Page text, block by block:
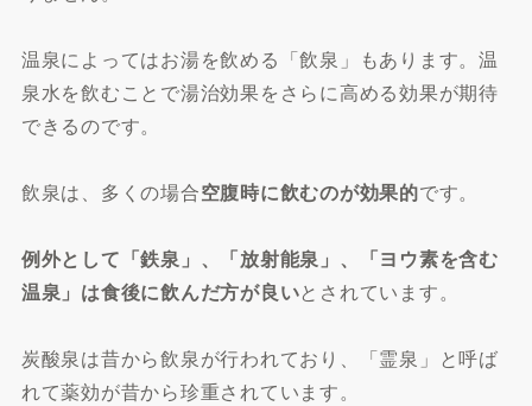
温泉によってはお湯を飲める「飲泉」もあります。温
泉水を飲むことで湯治効果をさらに高める効果が期待
できるのです。
飲泉は、多くの場合空腹時に飲むのが効果的です。
例外として「鉄泉」、「放射能泉」、「ヨウ素を含む
温泉」は食後に飲んだ方が良いとされています。
炭酸泉は昔から飲泉が行われており、「霊泉」と呼ば
れて薬効が昔から珍重されています。